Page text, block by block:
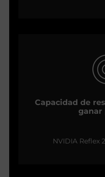
Capacidad de
ganar
NVIDIA Reflex